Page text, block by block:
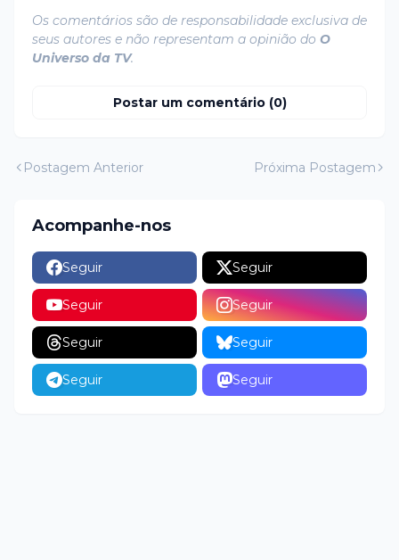
Os comentários são de responsabilidade exclusiva de
seus autores e não representam a opinião do O
Universo da TV.
Postar um comentário (0)
Postagem Anterior Próxima Postagem
Acompanhe-nos
Seguir Seguir
Seguir Seguir
Seguir Seguir
Seguir Seguir